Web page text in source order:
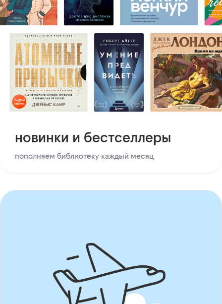
новинки и бестселлеры
пополняем библиотеку каждый месяц